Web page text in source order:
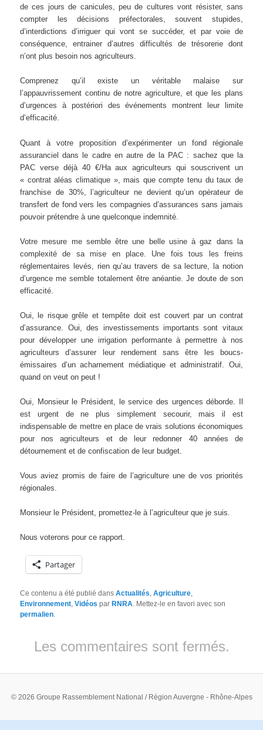
de ces jours de canicules, peu de cultures vont résister, sans
compter les décisions préfectorales, souvent stupides,
d’interdictions d’irriguer qui vont se succéder, et par voie de
conséquence, entrainer d’autres difficultés de trésorerie dont
n’ont plus besoin nos agriculteurs.
Comprenez qu’il existe un véritable malaise sur
l’appauvrissement continu de notre agriculture, et que les plans
d’urgences à postériori des événements montrent leur limite
d’efficacité.
Quant à votre proposition d’expérimenter un fond régionale
assuranciel dans le cadre en autre de la PAC : sachez que la
PAC verse déjà 40 €/Ha aux agriculteurs qui souscrivent un
« contrat aléas climatique », mais que compte tenu du taux de
franchise de 30%, l’agriculteur ne devient qu’un opérateur de
transfert de fond vers les compagnies d’assurances sans jamais
pouvoir prétendre à une quelconque indemnité.
Votre mesure me semble être une belle usine à gaz dans la
complexité de sa mise en place. Une fois tous les freins
réglementaires levés, rien qu’au travers de sa lecture, la notion
d’urgence me semble totalement être anéantie. Je doute de son
efficacité.
Oui, le risque grêle et tempête doit est couvert par un contrat
d’assurance. Oui, des investissements importants sont vitaux
pour développer une irrigation performante à permettre à nos
agriculteurs d’assurer leur rendement sans être les boucs-
émissaires d’un acharnement médiatique et administratif. Oui,
quand on veut on peut !
Oui, Monsieur le Président, le service des urgences déborde. Il
est urgent de ne plus simplement secourir, mais il est
indispensable de mettre en place de vrais solutions économiques
pour nos agriculteurs et de leur redonner 40 années de
détournement et de confiscation de leur budget.
Vous aviez promis de faire de l’agriculture une de vos priorités
régionales.
Monsieur le Président, promettez-le à l’agriculteur que je suis.
Nous voterons pour ce rapport.
Partager
Ce contenu a été publié dansActualités,Agriculture,
Environnement,Vidéos par RNRA. Mettez-le en favori avec son
permalien.
Les commentaires sont fermés.
© 2026 Groupe Rassemblement National / Région Auvergne - Rhône-Alpes